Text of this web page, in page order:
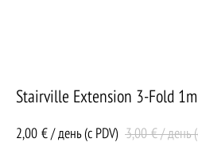
Stairville Extension 3-Fold
2,00 € / день (c PDV) 3,00 € / день